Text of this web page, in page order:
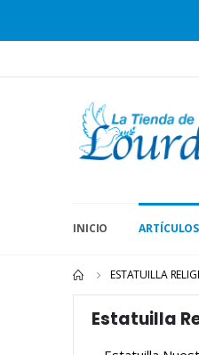
INICIO
ESTATUILLA
Estatuilla